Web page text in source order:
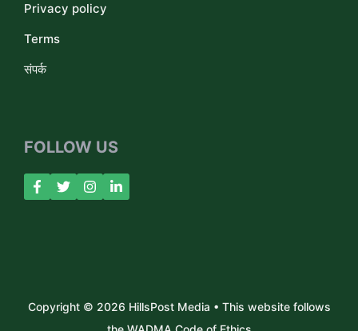
Privacy policy
Terms
संपर्क
FOLLOW US
Copyright © 2026 HillsPost Media • This website follows